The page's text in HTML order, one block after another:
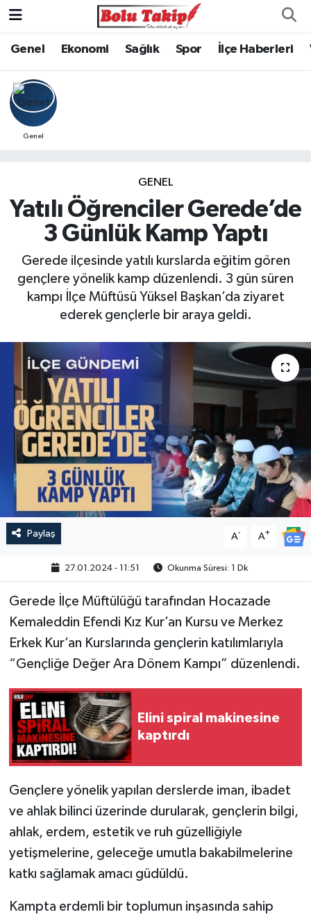
Genel Ekonomi Sağlık Spor İlçe Haberleri
Genel
GENEL
Yatılı Öğrenciler Gerede’de
3 Günlük Kamp Yaptı
Gerede ilçesinde yatılı kurslarda eğitim gören
gençlere yönelik kamp düzenlendi. 3 gün süren
kampı İlçe Müftüsü Yüksel Başkan’da ziyaret
ederek gençlerle bir araya geldi.
Paylaş A- A+
27.01.2024 - 11:51 Okunma Süresi: 1 Dk
Gerede İlçe Müftülüğü tarafından Hocazade
Kemaleddin Efendi Kız Kur’an Kursu ve Merkez
Erkek Kur’an Kurslarında gençlerin katılımlarıyla
“Gençliğe Değer Ara Dönem Kampı” düzenlendi.
Elini spiral makinesine
kaptırdı
Gençlere yönelik yapılan derslerde iman, ibadet
ve ahlak bilinci üzerinde durularak, gençlerin bilgi,
ahlak, erdem, estetik ve ruh güzelliğiyle
yetişmelerine, geleceğe umutla bakabilmelerine
katkı sağlamak amacı güdüldü.
Kampta erdemli bir toplumun inşasında sahip